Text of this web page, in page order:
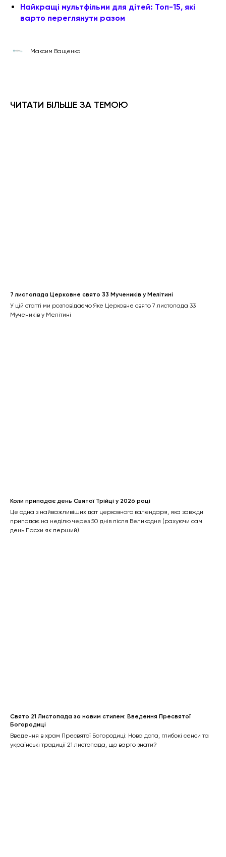
Найкращі мультфільми для дітей: Топ-15, які
варто переглянути разом
Максим Ващенко
ЧИТАТИ БІЛЬШЕ ЗА ТЕМОЮ
7 листопада Церковне свято 33 Мучеників у Мелітині
У цій статті ми розповідаємо Яке Церковне свято 7 листопада 33
Мучеників у Мелітині
Коли припадає день Святої Трійці у 2026 році
Це одна з найважливіших дат церковного календаря, яка завжди
припадає на неділю через 50 днів після Великодня (рахуючи сам
день Пасхи як перший).
Свято 21 Листопада за новим стилем: Введення Пресвятої
Богородиці
Введення в храм Пресвятої Богородиці: Нова дата, глибокі сенси та
українські традиції 21 листопада, що варто знати?